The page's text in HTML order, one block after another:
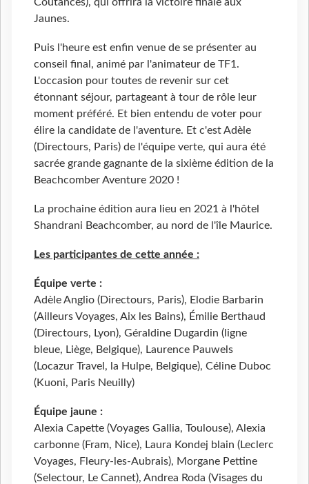
Jaunes.
Puis l'heure est enfin venue de se présenter au
conseil final, animé par l'animateur de TF1.
L'occasion pour toutes de revenir sur cet
étonnant séjour, partageant à tour de rôle leur
moment préféré. Et bien entendu de voter pour
élire la candidate de l'aventure. Et c'est Adèle
(Directours, Paris) de l'équipe verte, qui aura été
sacrée grande gagnante de la sixième édition de la
Beachcomber Aventure 2020 !
La prochaine édition aura lieu en 2021 à l'hôtel
Shandrani Beachcomber, au nord de l'île Maurice.
Les participantes de cette année :
Équipe verte :
Adèle Anglio (Directours, Paris), Elodie Barbarin
(Ailleurs Voyages, Aix les Bains), Émilie Berthaud
(Directours, Lyon), Géraldine Dugardin (ligne
bleue, Liège, Belgique), Laurence Pauwels
(Locazur Travel, la Hulpe, Belgique), Céline Duboc
(Kuoni, Paris Neuilly)
Équipe jaune :
Alexia Capette (Voyages Gallia, Toulouse), Alexia
carbonne (Fram, Nice), Laura Kondej blain (Leclerc
Voyages, Fleury-les-Aubrais), Morgane Pettine
(Selectour, Le Cannet), Andrea Roda (Visages du